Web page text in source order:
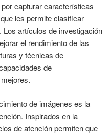
capturar características
les permite clasificar
Los artículos de investigación
el rendimiento de las
y técnicas de
de
de imágenes es la
Inspirados en la
de atención permiten que